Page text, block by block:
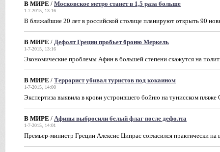
В МИРЕ / Московское метро станет в 1,5 раза больше
1-7-2015, 13:16
В ближайшие 20 лет в российской столице планируют открыть 90
В МИРЕ / Дефолт Греции пробьет броню Меркель
1-7-2015, 13:16
Экономические проблемы Афин в большей степени скажутся на
В МИРЕ / Террорист убивал туристов под кокаином
1-7-2015, 14:00
Экспертиза выявила в крови устроившего бойню на тунисском
В МИРЕ / Афины выбросили белый флаг после дефолта
1-7-2015, 14:01
Премьер-министр Греции Алексис Ципрас согласился практически на